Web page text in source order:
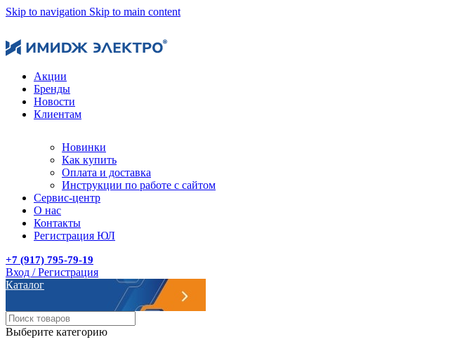
Skip to navigation Skip to main content
Акции
Бренды
Новости
Клиентам
Новинки
Как купить
Оплата и доставка
Инструкции по работе с сайтом
Сервис-центр
О нас
Контакты
Регистрация ЮЛ
+7 (917) 795-79-19
Вход / Регистрация
Каталог
Выберите категорию